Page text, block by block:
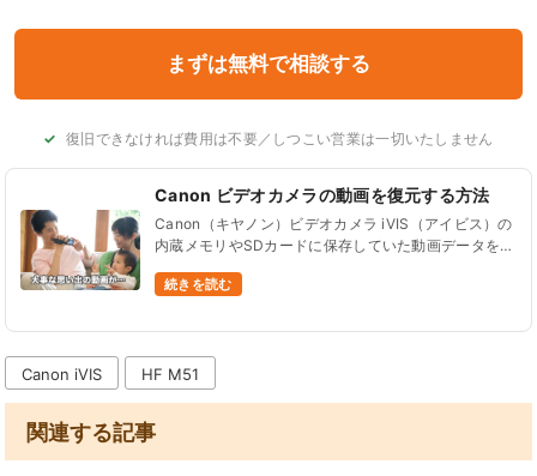
復旧できなければ費用は不要／しつこい営業は一切いたしません
Canon ビデオカメラの動画を復元する方法
Canon（キヤノン）ビデオカメラ iVIS（アイビス）の
内蔵メモリやSDカードに保存していた動画データを間
タが全て消えてしまった…。こんなご相談をよくいた
続きを読む
Canon iVIS HF M51
関連する記事